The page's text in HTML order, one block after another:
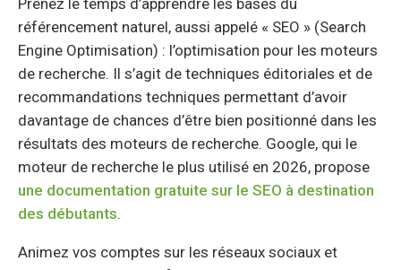
référencement naturel, aussi appelé « SEO » (Search
Engine Optimisation) : l’optimisation pour les moteurs
de recherche. Il s’agit de techniques éditoriales et de
recommandations techniques permettant d’avoir
davantage de chances d’être bien positionné dans les
résultats des moteurs de recherche. Google, qui le
moteur de recherche le plus utilisé en 2026, propose
une documentation gratuite sur le SEO à destination
des débutants.
Animez vos comptes sur les réseaux sociaux et